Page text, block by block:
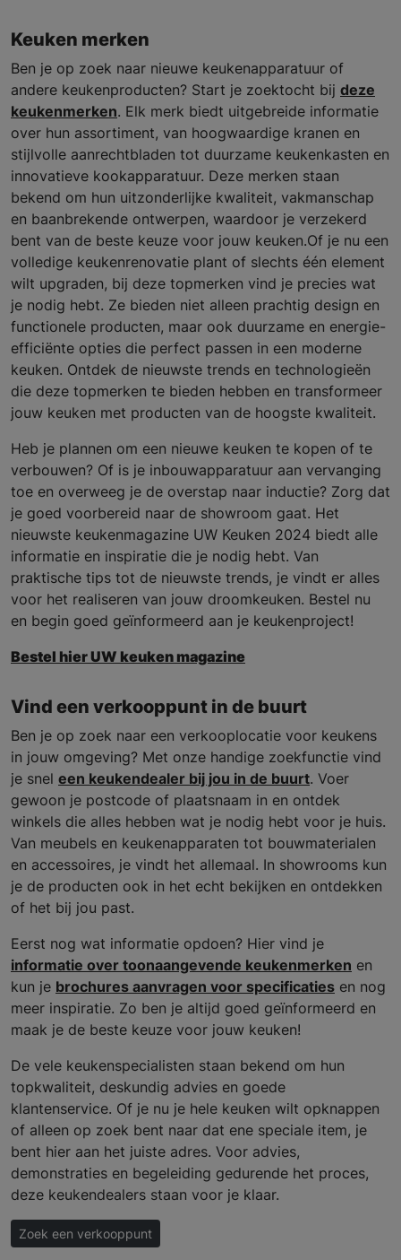
Keuken merken
Ben je op zoek naar nieuwe keukenapparatuur of
andere keukenproducten? Start je zoektocht bij deze
keukenmerken. Elk merk biedt uitgebreide informatie
over hun assortiment, van hoogwaardige kranen en
stijlvolle aanrechtbladen tot duurzame keukenkasten en
innovatieve kookapparatuur. Deze merken staan
bekend om hun uitzonderlijke kwaliteit, vakmanschap
en baanbrekende ontwerpen, waardoor je verzekerd
bent van de beste keuze voor jouw keuken.Of je nu een
volledige keukenrenovatie plant of slechts één element
wilt upgraden, bij deze topmerken vind je precies wat
je nodig hebt. Ze bieden niet alleen prachtig design en
functionele producten, maar ook duurzame en energie-
efficiënte opties die perfect passen in een moderne
keuken. Ontdek de nieuwste trends en technologieën
die deze topmerken te bieden hebben en transformeer
jouw keuken met producten van de hoogste kwaliteit.
Heb je plannen om een nieuwe keuken te kopen of te
verbouwen? Of is je inbouwapparatuur aan vervanging
toe en overweeg je de overstap naar inductie? Zorg dat
je goed voorbereid naar de showroom gaat. Het
nieuwste keukenmagazine UW Keuken 2024 biedt alle
informatie en inspiratie die je nodig hebt. Van
praktische tips tot de nieuwste trends, je vindt er alles
voor het realiseren van jouw droomkeuken. Bestel nu
en begin goed geïnformeerd aan je keukenproject!
Bestel hier UW keuken magazine
Vind een verkooppunt in de buurt
Ben je op zoek naar een verkooplocatie voor keukens
in jouw omgeving? Met onze handige zoekfunctie vind
je snel een keukendealer bij jou in de buurt. Voer
gewoon je postcode of plaatsnaam in en ontdek
winkels die alles hebben wat je nodig hebt voor je huis.
Van meubels en keukenapparaten tot bouwmaterialen
en accessoires, je vindt het allemaal. In showrooms kun
je de producten ook in het echt bekijken en ontdekken
of het bij jou past.
Eerst nog wat informatie opdoen? Hier vind je
informatie over toonaangevende keukenmerken en
kun je brochures aanvragen voor specificaties en nog
meer inspiratie. Zo ben je altijd goed geïnformeerd en
maak je de beste keuze voor jouw keuken!
De vele keukenspecialisten staan bekend om hun
topkwaliteit, deskundig advies en goede
klantenservice. Of je nu je hele keuken wilt opknappen
of alleen op zoek bent naar dat ene speciale item, je
bent hier aan het juiste adres. Voor advies,
demonstraties en begeleiding gedurende het proces,
deze keukendealers staan voor je klaar.
Zoek een verkooppunt